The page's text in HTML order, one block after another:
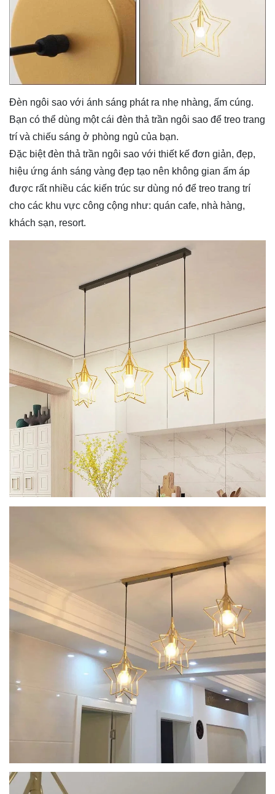
Đèn ngôi sao với ánh sáng phát ra nhẹ nhàng, ấm cúng.
Bạn có thể dùng một cái đèn thả trần ngôi sao để treo trang
trí và chiếu sáng ở phòng ngủ của bạn.
Đặc biệtđèn thả trần ngôi sao với thiết kế đơn giản, đẹp,
hiệu ứng ánh sáng vàng đẹp tạo nên không gian ấm áp
được rất nhiều các kiến trúc sư dùng nó để treo trang trí
cho các khu vực công cộng như: quán cafe, nhà hàng,
khách sạn, resort.